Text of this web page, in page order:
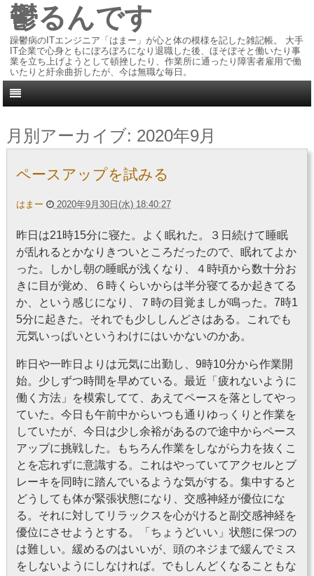
鬱るんです
躁鬱病のITエンジニア「はまー」が心と体の模様を記した雑記帳。 大手
IT企業で心身ともにぼろぼろになり退職した後、ほそぼそと働いたり事
業を立ち上げようとして頓挫したり、作業所に通ったり障害者雇用で働
いたりと紆余曲折したが、今は無職な毎日。
月別アーカイブ: 2020年9月
ペースアップを試みる
はまー 2020年9月30日(水) 18:40:27
昨日は21時15分に寝た。よく眠れた。３日続けて睡眠
が乱れるとかなりきついところだったので、眠れてよか
った。しかし朝の睡眠が浅くなり、４時頃から数十分お
きに目が覚め、６時くらいからは半分寝てるか起きてる
か、という感じになり、７時の目覚ましが鳴った。7時1
5分に起きた。それでも少ししんどさはある。これでも
元気いっぱいというわけにはいかないのかあ。
昨日や一昨日よりは元気に出勤し、9時10分から作業開
始。少しずつ時間を早めている。最近「疲れないように
働く方法」を模索してて、あえてペースを落としてやっ
ていた。今日も午前中からいつも通りゆっくりと作業を
していたが、今日は少し余裕があるので途中からペース
アップに挑戦した。もちろん作業をしながら力を抜くこ
とを忘れずに意識する。これはやっていてアクセルとブ
レーキを同時に踏んでいるような気がする。集中すると
どうしても体が緊張状態になり、交感神経が優位にな
る。それに対してリラックスを心がけると副交感神経を
優位にさせようとする。「ちょうどいい」状態に保つの
は難しい。緩めるのはいいが、頭のネジまで緩んでミス
をしないようにしなければ。でもしんどくなることもな